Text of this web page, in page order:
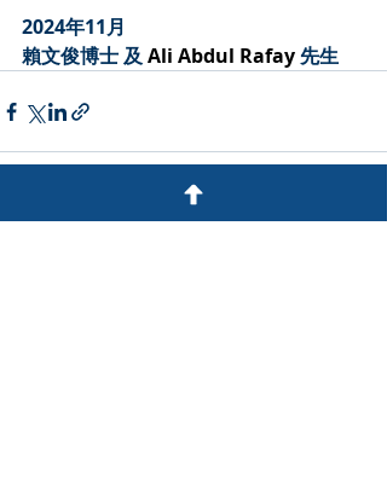
2024年11月
賴文俊博士 及 Ali Abdul Rafay 先生